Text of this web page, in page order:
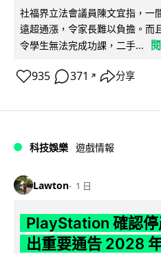
社福界立法會議員陳文宜指，一
遠超通漲，令家長難以負擔。而
令學生無法完成功課，二手...
935 371 ↗ 分享
科技娛樂 遊戲情報
Lawton 1 日
PlayStation 確認
出重要通告 2028